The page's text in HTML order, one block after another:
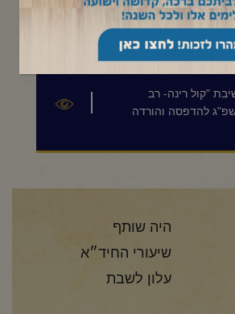
להדפסה והורדה
"קול רינה- רב
להדפסה והורדה
היה שותף
שיעורי החיד״א
עלון לשבת